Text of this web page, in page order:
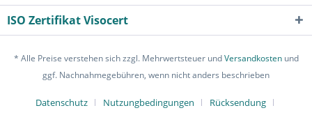
ISO Zertifikat Visocert
* Alle Preise verstehen sich zzgl. Mehrwertsteuer undVersandkostenund
ggf. Nachnahmegebühren, wenn nicht anders beschrieben
Datenschutz Nutzungbedingungen
Rücksendung